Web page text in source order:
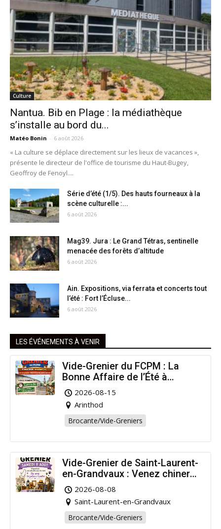
Culture
Nantua. Bib en Plage : la médiathèque
s’installe au bord du...
Matéo Bonin - 6 août 2026
« La culture se déplace directement sur les lieux de vacances »,
présente le directeur de l'office de tourisme du Haut-Bugey,
Geoffroy de Fenoyl....
Série d’été (1/5). Des hauts fourneaux à la
scène culturelle :...
6 août 2026
Mag39. Jura : Le Grand Tétras, sentinelle
menacée des forêts d’altitude
6 août 2026
Ain. Expositions, via ferrata et concerts tout
l’été : Fort l’Écluse...
6 août 2026
LES ÉVÉNEMENTS À VENIR
Vide-Grenier du FCPM : La
Bonne Affaire de l’Été à
Arinthod !
2026-08-15
Arinthod
Brocante/Vide-Greniers
Vide-Grenier de Saint-Laurent-
en-Grandvaux : Venez chiner
pour la bonne cause !
2026-08-08
Saint-Laurent-en-Grandvaux
Brocante/Vide-Greniers